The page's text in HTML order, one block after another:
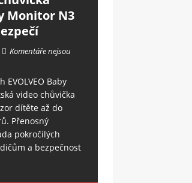
Monitor N3
Komentáře nejsou
EVOLVEO Baby
video chůvička
dítěte až do
Přenosný
pokročilých
a bezpečnost